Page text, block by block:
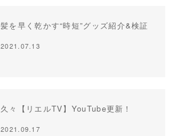
髪を早く乾かす“時短”グッズ紹介&検証
2021.07.13
久々【リエルTV】YouTube更新！
2021.09.17